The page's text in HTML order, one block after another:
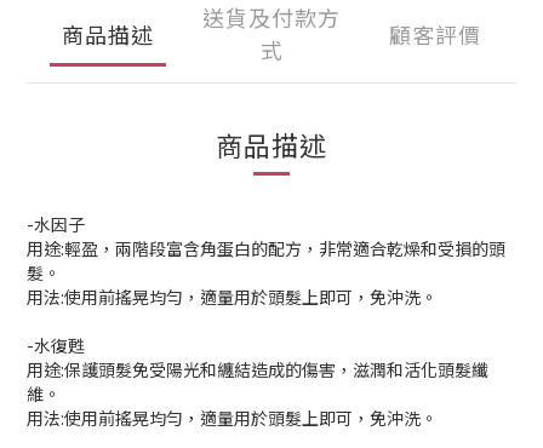
商品描述
送貨及付款方
式
顧客評價
商品描述
-水因子
用途:輕盈，兩階段富含角蛋白的配方，非常適合乾燥和受損的頭
髮。
用法:使用前搖晃均勻，適量用於頭髮上即可，免沖洗。
-水復甦
用途:保護頭髮免受陽光和纏結造成的傷害，滋潤和活化頭髮纖
維。
用法:使用前搖晃均勻，適量用於頭髮上即可，免沖洗。